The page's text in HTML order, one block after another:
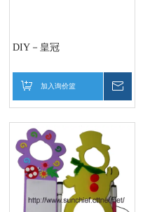
DIY－皇冠
加入询价篮